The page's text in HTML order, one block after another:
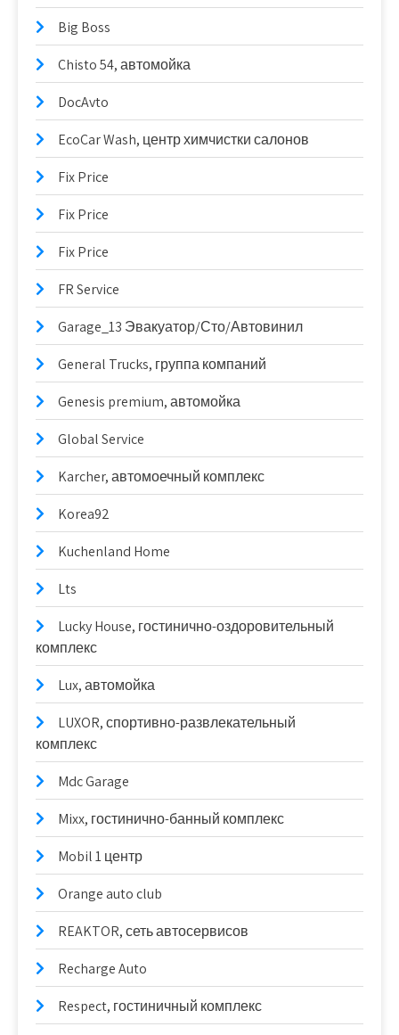
Big Boss
Chisto 54, автомойка
DocAvto
EcoCar Wash, центр химчистки салонов
Fix Price
Fix Price
Fix Price
FR Service
Garage_13 Эвакуатор/Сто/Автовинил
General Trucks, группа компаний
Genesis premium, автомойка
Global Service
Karcher, автомоечный комплекс
Korea92
Kuchenland Home
Lts
Lucky House, гостинично-оздоровительный
комплекс
Lux, автомойка
LUXOR, спортивно-развлекательный
комплекс
Mdc Garage
Mixx, гостинично-банный комплекс
Mobil 1 центр
Orange auto club
REAKTOR, сеть автосервисов
Recharge Auto
Respect, гостиничный комплекс